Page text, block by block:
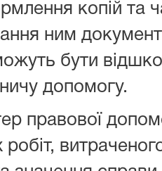
копій та
ним
бути
допомогу.
правової
робіт,